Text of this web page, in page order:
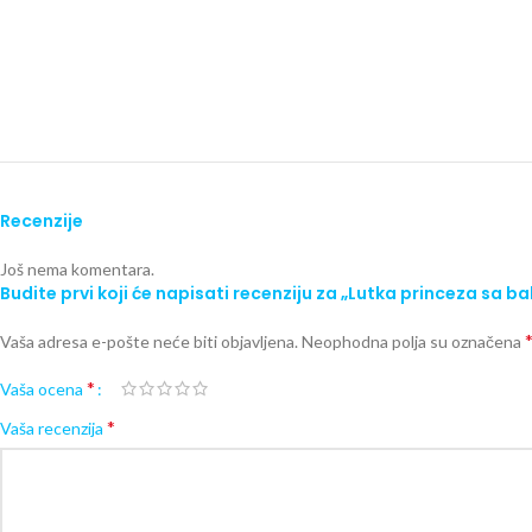
Recenzije
Još nema komentara.
Budite prvi koji će napisati recenziju za „Lutka princeza sa
Vaša adresa e-pošte neće biti objavljena. Neophodna polja su označena *
Vaša ocena *
Vaša recenzija *